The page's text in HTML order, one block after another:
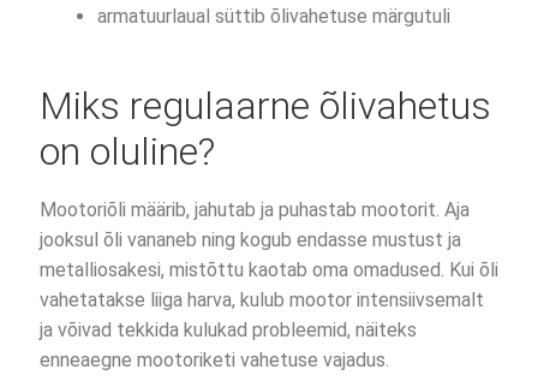
armatuurlaual süttib õlivahetuse märgutuli
Miks regulaarne õlivahetus
on oluline?
Mootoriõli määrib, jahutab ja puhastab mootorit. Aja
jooksul õli vananeb ning kogub endasse mustust ja
metalliosakesi, mistõttu kaotab oma omadused. Kui õli
vahetatakse liiga harva, kulub mootor intensiivsemalt
ja võivad tekkida kulukad probleemid, näiteks
enneaegne mootoriketi vahetuse vajadus.